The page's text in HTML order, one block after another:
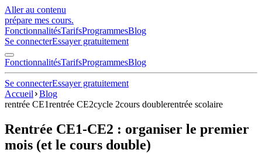
Aller au contenu
prépare mes cours.
FonctionnalitésTarifsProgrammesBlog
Se connecterEssayer gratuitement
FonctionnalitésTarifsProgrammesBlog
Se connecterEssayer gratuitement
Accueil
Blog
rentrée CE1rentrée CE2cycle 2cours doublerentrée scolaire
Rentrée CE1-CE2 : organiser le premier
mois (et le cours double)